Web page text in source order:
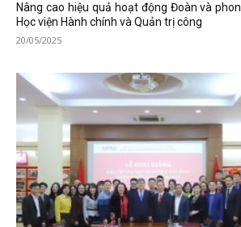
Nâng cao hiệu quả hoạt động Đoàn và
Học viện Hành chính và Quản trị công
20/05/2025